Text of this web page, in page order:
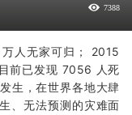
7388
人无家可归； 2015
前已发现 7056 人死
生，在世界各地大肆
、无法预测的灾难面